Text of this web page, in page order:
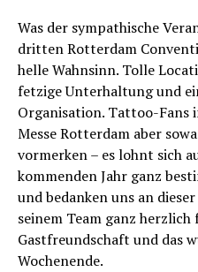
Was der sympathische
dritten Rotterdam
helle Wahnsinn. Tolle
fetzige Unterhaltung und
Organisation. Tattoo-Fans
Messe Rotterdam aber
vormerken – es lohnt sich
kommenden Jahr ganz
und bedanken uns an
seinem Team ganz
Gastfreundschaft und das
Wochenende.